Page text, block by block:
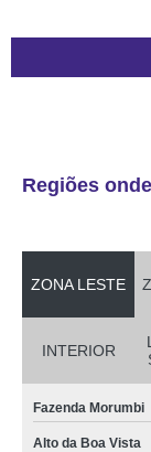
Regiões
ZONA LESTE
INTERIOR
Fazenda Morumbi
Alto da Boa Vista